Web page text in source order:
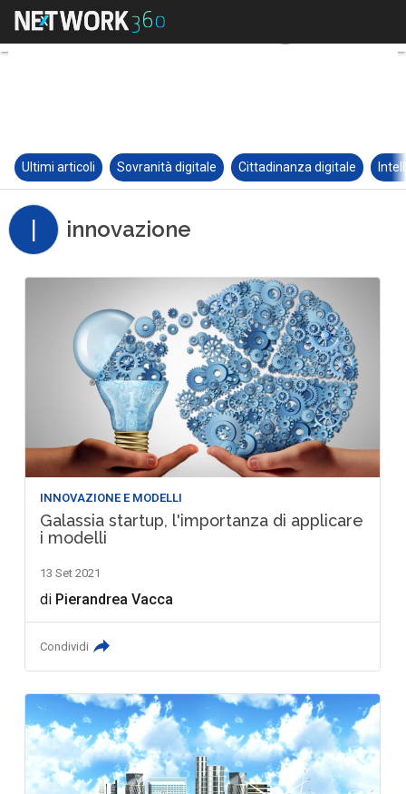
Ultimi articoli Sovranità digitale Cittadinanza digitale
I innovazione
INNOVAZIONE E MODELLI
Galassia startup, l'importanza di applicare
i modelli
13 Set 2021
di Pierandrea Vacca
Condividi